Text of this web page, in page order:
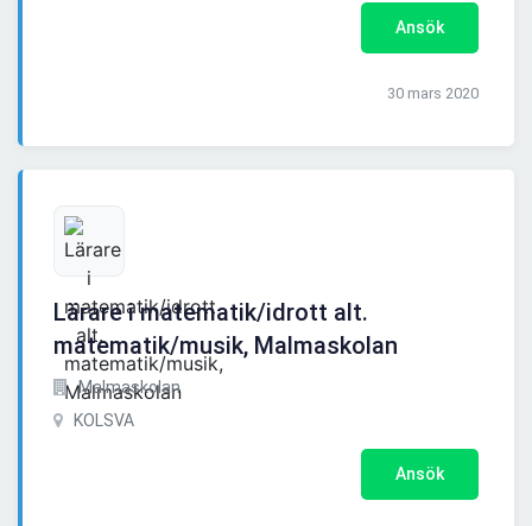
Ansök
30 mars 2020
Lärare i matematik/idrott alt.
matematik/musik, Malmaskolan
Malmaskolan
KOLSVA
Ansök